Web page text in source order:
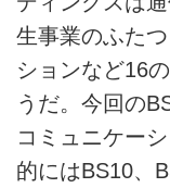
生事業のふた
ションなど16
うだ。今回の
コミュニケー
的にはBS10、